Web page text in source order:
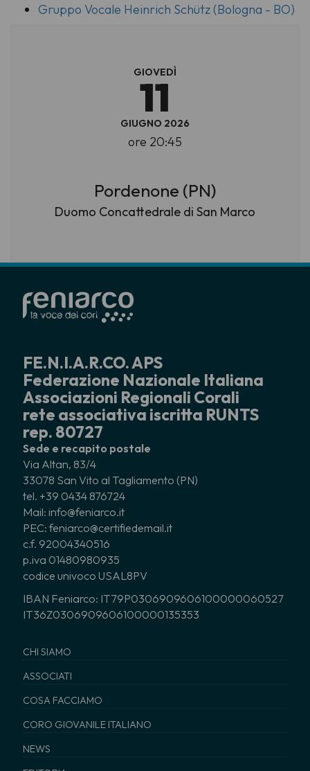
Gruppo Vocale Heinrich Schütz (Bologna - BO)
GIOVEDÌ
11
GIUGNO 2026
ore 20:45
Pordenone (PN)
Duomo Concattedrale di San Marco
FE.N.I.A.R.CO. APS
Federazione Nazionale Italiana
Associazioni Regionali Corali
rete associativa iscritta RUNTS
rep. 80727
Sede e recapito postale
Via Altan, 83/4
33078 San Vito al Tagliamento (PN)
tel. +39 0434 876724
Mail: info@feniarco.it
PEC: feniarco@certifiedemail.it
c.f. 92004340516
p.iva 01480980935
codice univoco USAL8PV
IBAN Feniarco: IT79P0306909606100000060527
IT36Z0306909606100000135353
CHI SIAMO
ASSOCIATI
COSA FACCIAMO
CORO GIOVANILE ITALIANO
NEWS